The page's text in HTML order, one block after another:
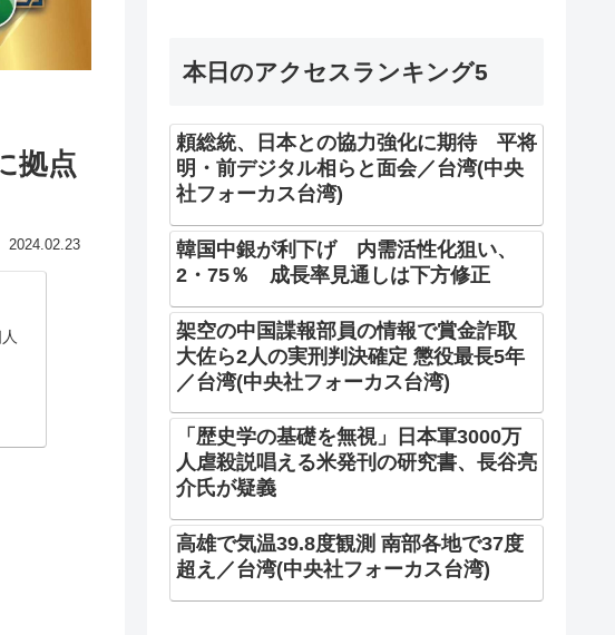
拠点
2024.02.23
本日のアクセスランキング5
頼総統、日本との協力強化に期待 平将
明・前デジタル相らと面会／台湾(中央
社フォーカス台湾)
韓国中銀が利下げ 内需活性化狙い、
2・75％ 成長率見通しは下方修正
架空の中国諜報部員の情報で賞金詐取
大佐ら2人の実刑判決確定 懲役最長5年
／台湾(中央社フォーカス台湾)
「歴史学の基礎を無視」日本軍3000万
人虐殺説唱える米発刊の研究書、長谷亮
介氏が疑義
高雄で気温39.8度観測 南部各地で37度
超え／台湾(中央社フォーカス台湾)